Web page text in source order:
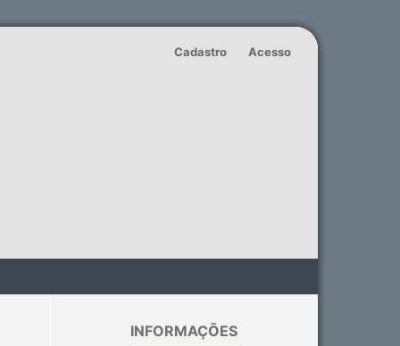
Cadastro Acesso
INFORMAÇÕES